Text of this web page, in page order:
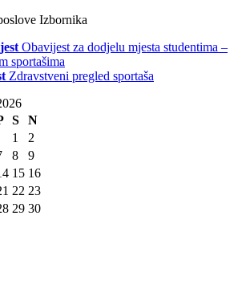
Izbornika
Obavijest za dodjelu mjesta studentima –
sportašima
Zdravstveni pregled sportaša
S
N
1
2
8
9
15 16
22 23
29 30